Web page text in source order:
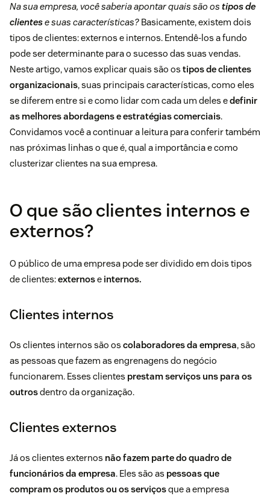
Na sua empresa, você saberia apontar quais são os tipos de
clientese suas características? Basicamente, existem dois
tipos de clientes: externos e internos. Entendê-los a fundo
pode ser determinante para o sucesso das suas vendas.
Neste artigo, vamos explicar quais são os tipos de clientes
organizacionais, suas principais características, como eles
se diferem entre si e como lidar com cada um deles edefinir
as melhores abordagens e estratégias comerciais.
Convidamos você a continuar a leitura para conferir também
nas próximas linhas o que é, qual a importância e como
clusterizar clientes na sua empresa.
O que são clientes internos e
externos?
O público de uma empresa pode ser dividido em dois tipos
de clientes:externose internos.
Clientes internos
Os clientes internos são os colaboradores da empresa, são
as pessoas que fazem as engrenagens do negócio
funcionarem. Esses clientes prestam serviços uns para os
outrosdentro da organização.
Clientes externos
Já os clientes externos não fazem parte do quadro de
funcionários da empresa. Eles são as pessoas que
compram os produtos ou os serviçosque a empresa